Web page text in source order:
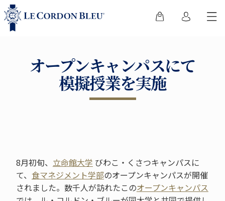
オープンキャンパスにて
模擬授業を実施
8月初旬、 立命館大学 びわこ・くさつキャンパスに
て、 食マネジメント学部のオープンキャンパスが開催
されました。数千人が訪れたこのオープンキャンパス